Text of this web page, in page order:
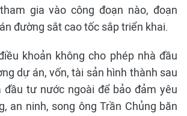
gia vào công đoạn nào, đoạn
đường sắt cao tốc sắp triển khai.
khoản không cho phép nhà đầu
dự án, vốn, tài sản hình thành sau
đầu tư nước ngoài để bảo đảm yêu
an ninh, song ông Trần Chủng băn